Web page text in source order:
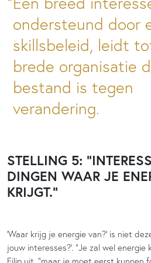
ondersteund door
skillsbeleid, leidt
brede organisatie
bestand is tegen
verandering.
STELLING 5:
DINGEN WAAR JE
KRIJGT.”
‘Waar krijg je energie van?’ is niet
jouw interesses?’. “Je zal wel
Filip uit, “maar je moet eerst kunnen